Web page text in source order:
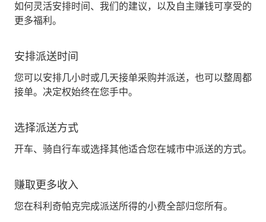
如何灵活安排时间、我们的建议，以及自主赚钱可享受的
更多福利。
安排派送时间
您可以安排几小时或几天接单采购并派送，也可以整周都
接单。决定权始终在您手中。
选择派送方式
开车、骑自行车或选择其他适合您在城市中派送的方式。
赚取更多收入
您在科利奇帕克完成派送所得的小费全部归您所有。